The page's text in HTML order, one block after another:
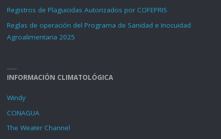
Registros de Plaguicidas Autorizados por COFEPRIS
Reglas de operación del Programa de Sanidad e Inocuidad
Agroalimentaria 2025
INFORMACIÓN CLIMATOLÓGICA
Windy
CONAGUA
The Weater Channel